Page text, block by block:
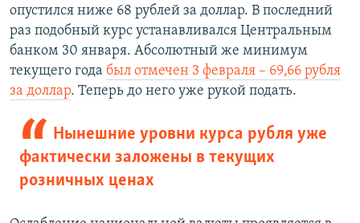
опустился ниже 68 рублей за доллар. В последний
раз подобный курс устанавливался Центральным
банком 30 января. Абсолютный же минимум
текущего года был отмечен 3 февраля – 69,66 рубля
за доллар. Теперь до него уже рукой подать.
Нынешние уровни курса рубля уже
фактически заложены в текущих
розничных ценах